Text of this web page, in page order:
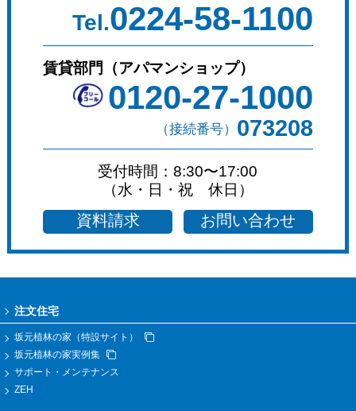
Tel.0224-58-1100
賃貸部門（アパマンショップ）
0120-27-1000
（接続番号） 073208
受付時間：8:30〜17:00
（水・日・祝 休日）
資料請求 お問い合わせ
注文住宅
坂元植林の家（特設サイト）
坂元植林の家実例集
サポート・メンテナンス
ZEH